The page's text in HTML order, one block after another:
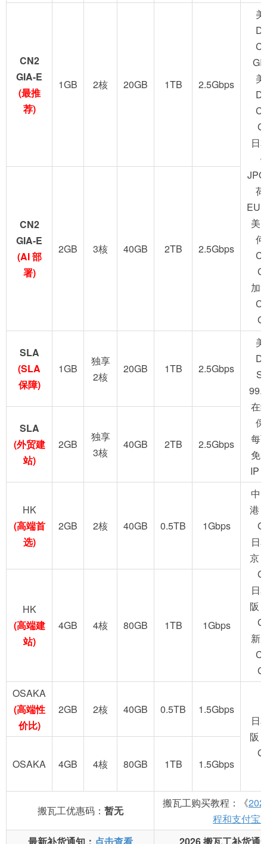
CN2
GIA-E
(最推
荐)
1GB 2核 20GB 1TB 2.5Gbps
日
美
加
CN2
GIA-E
(AI 部
署)
2GB 3核 40GB 2TB 2.5Gbps
SLA
(SLA
保障)
1GB
独享
2核
20GB 1TB 2.5Gbps
在
每
免
IP
SLA
(外贸建
站)
2GB
独享
3核
40GB 2TB 2.5Gbps
HK
(高端首
选)
2GB 2核 40GB 0.5TB 1Gbps
中
港
日
京
日
阪
新
HK
(高端建
站)
4GB 4核 80GB 1TB 1Gbps
OSAKA
(高端性
价比)
2GB 2核 40GB 0.5TB
1.5Gbps
日
阪
OSAKA
4GB 4核 80GB 1TB 1.5Gbps
搬瓦工优惠码： 暂无
搬瓦工购买教程：《
程和支付宝